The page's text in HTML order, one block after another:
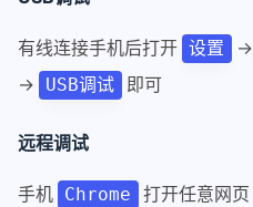
有线连接手机后打开 设置 →
→ USB调试 即可
远程调试
手机 Chrome 打开任意网页